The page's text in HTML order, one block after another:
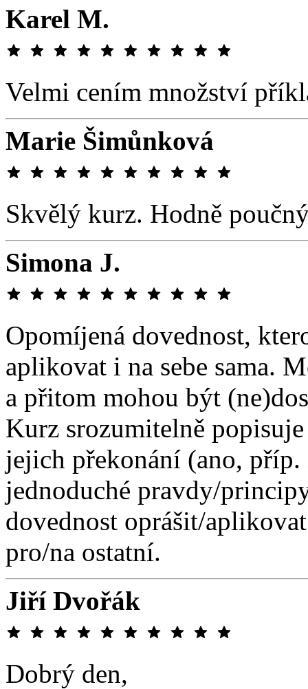
Karel M.
Velmi cením množství
Marie Šimůnková
Skvělý kurz. Hodně
Simona J.
Opomíjená dovednost,
aplikovat i na sebe sama.
a přitom mohou být
Kurz srozumitelně
jejich překonání (ano,
jednoduché pravdy/
dovednost oprášit/
pro/na ostatní.
Jiří Dvořák
Dobrý den,